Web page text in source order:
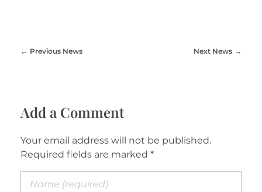
Previous News Next News
Add a Comment
Your email address will not be published.
Required fields are marked *